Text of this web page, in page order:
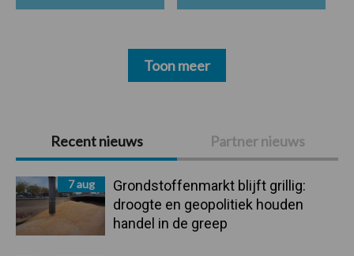
Primaire
Sidebar
Recent nieuws Partner nieuws
7 aug
Grondstoffenmarkt blijft grillig:
droogte en geopolitiek houden
handel in de greep
Toon meer